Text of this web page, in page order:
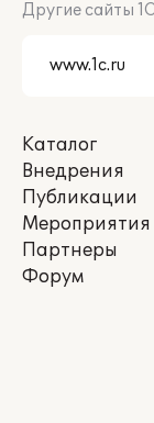
Другие сайты 1С
Каталог
Внедрения
Публикации
Мероприятия
Партнеры
Форум